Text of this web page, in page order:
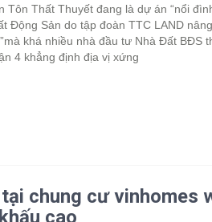
Tôn Thất Thuyết đang là dự án “nổi
Động Sản do tập đoàn TTC LAND
khá nhiều nhà đầu tư Nhà Đất BĐS
4 khẳng định địa vị xứng
tại chung cư vinhomes
cao